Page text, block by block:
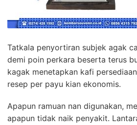
Tatkala penyortiran subjek agak
demi poin perkara beserta terus
kagak menetapkan kafi
resep per payu kian ekonomis.
Apapun ramuan nan digunakan,
apapun tidak naik penyakit.